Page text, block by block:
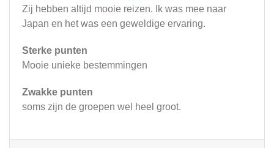
Zij hebben altijd mooie reizen. Ik was mee naar
Japan en het was een geweldige ervaring.
Sterke punten
Mooie unieke bestemmingen
Zwakke punten
soms zijn de groepen wel heel groot.